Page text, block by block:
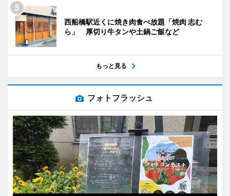
西船橋駅近くに焼き肉食べ放題「焼肉 志む
ら」 厚切り牛タンや土鍋ご飯など
もっと見る
フォトフラッシュ